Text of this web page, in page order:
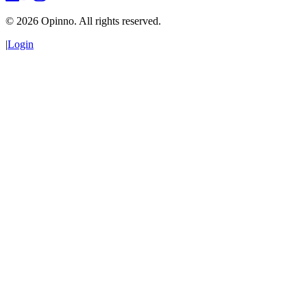
© 2026 Opinno. All rights reserved.
|Login